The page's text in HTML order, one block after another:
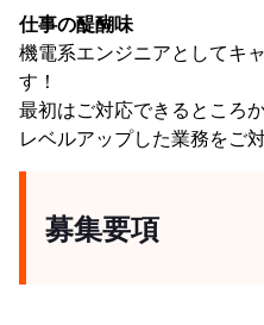
仕事の醍醐味
機電系エンジニアとしてキ
す！
最初はご対応できるところ
レベルアップした業務をご
募集要項